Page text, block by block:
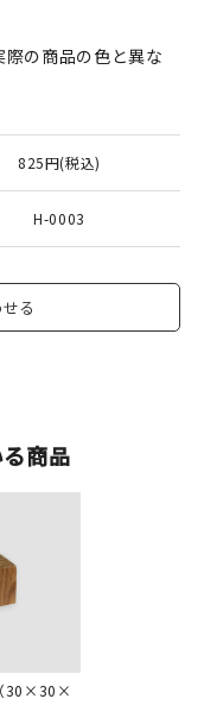
の商品の色と異な
825円(税込)
H-0003
る
商品
30×30×